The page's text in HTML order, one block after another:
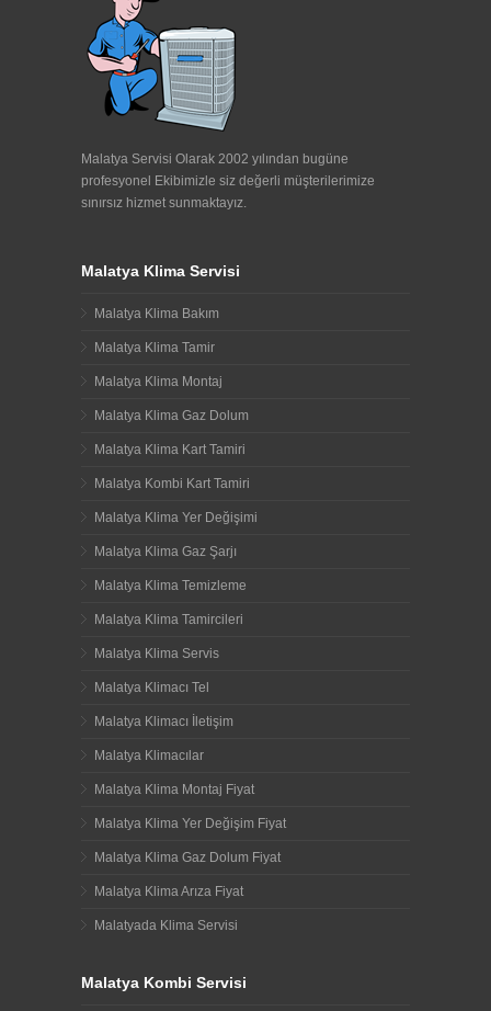
Malatya Servisi Olarak 2002 yılından bugüne
profesyonel Ekibimizle siz değerli müşterilerimize
sınırsız hizmet sunmaktayız.
Malatya Klima Servisi
Malatya Klima Bakım
Malatya Klima Tamir
Malatya Klima Montaj
Malatya Klima Gaz Dolum
Malatya Klima Kart Tamiri
Malatya Kombi Kart Tamiri
Malatya Klima Yer Değişimi
Malatya Klima Gaz Şarjı
Malatya Klima Temizleme
Malatya Klima Tamircileri
Malatya Klima Servis
Malatya Klimacı Tel
Malatya Klimacı İletişim
Malatya Klimacılar
Malatya Klima Montaj Fiyat
Malatya Klima Yer Değişim Fiyat
Malatya Klima Gaz Dolum Fiyat
Malatya Klima Arıza Fiyat
Malatyada Klima Servisi
Malatya Kombi Servisi